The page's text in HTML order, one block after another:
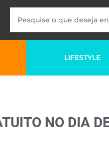
LIFESTYLE
NO DIA